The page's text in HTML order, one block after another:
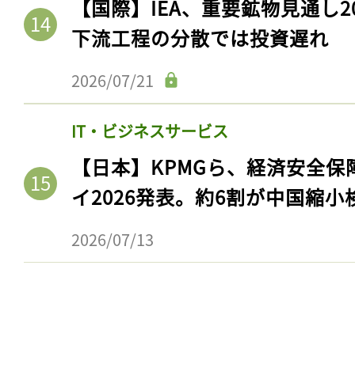
【国際】IEA、重要鉱物見通
下流工程の分散では投資遅れ
2026/07/21
IT・ビジネスサービス
【日本】KPMGら、経済安全
イ2026発表。約6割が中国縮小
2026/07/13
会員登録